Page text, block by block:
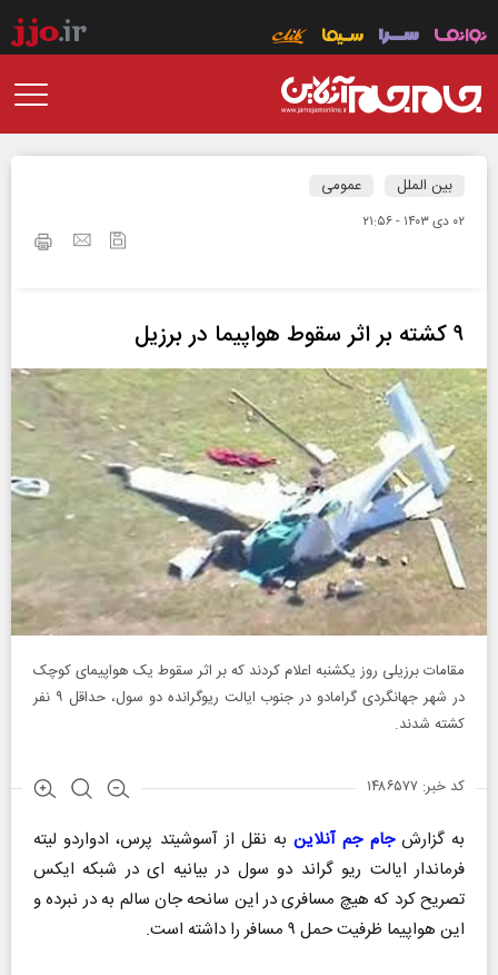
بین الملل عمومی
۰۲ دی ۱۴۰۳ - ۲۱:۵۶
۹ کشته بر اثر سقوط هواپیما در برزیل
مقامات برزیلی روز یکشنبه اعلام کردند که بر اثر سقوط یک هواپیمای کوچک
در شهر جهانگردی گرامادو در جنوب ایالت ریوگرانده دو سول، حداقل ۹ نفر
کشته شدند.
کد خبر: ۱۴۸۶۵۷۷
به گزارشجام جم آنلاینبه نقل از آسوشیتد پرس، ادواردو لیته
فرماندار ایالت ریو گراند دو سول در بیانیه ای در شبکه ایکس
تصریح کرد که هیچ مسافری در این سانحه جان سالم به در نبرده و
این هواپیما ظرفیت حمل ۹ مسافر را داشته است.